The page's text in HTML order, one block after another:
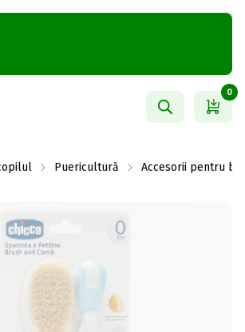
0
Puericultură Accesorii pentru